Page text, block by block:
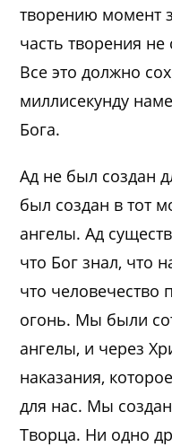
творению момент
часть творения не
Все это должно
миллисекунду
Бога.
Ад не был создан
был создан в тот
ангелы. Ад
что Бог знал, что
что человечество
огонь. Мы были
ангелы, и через
наказания,
для нас. Мы
Творца. Ни одно